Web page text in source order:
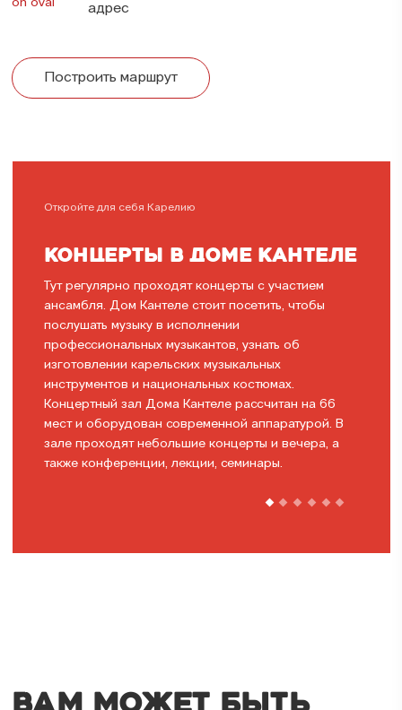
адрес
Построить маршрут
Откройте для себя Карелию
КОНЦЕРТЫ В ДОМЕ КАНТЕЛЕ
Тут регулярно проходят концерты с участием
ансамбля. Дом Кантеле стоит посетить, чтобы
послушать музыку в исполнении
профессиональных музыкантов, узнать об
изготовлении карельских музыкальных
инструментов и национальных костюмах.
Концертный зал Дома Кантеле рассчитан на 66
мест и оборудован современной аппаратурой. В
зале проходят небольшие концерты и вечера, а
также конференции, лекции, семинары.
ВАМ МОЖЕТ БЫТЬ